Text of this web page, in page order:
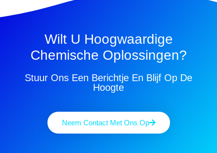
Wilt U Hoogwaardige
Chemische Oplossingen?
Stuur Ons Een Berichtje En Blijf Op De
Hoogte
Neem Contact Met Ons Op